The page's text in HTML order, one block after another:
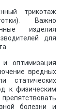
трикотаж
Важно
изделия
для
оптимизация
вредных
статических
к физическим
болезни и